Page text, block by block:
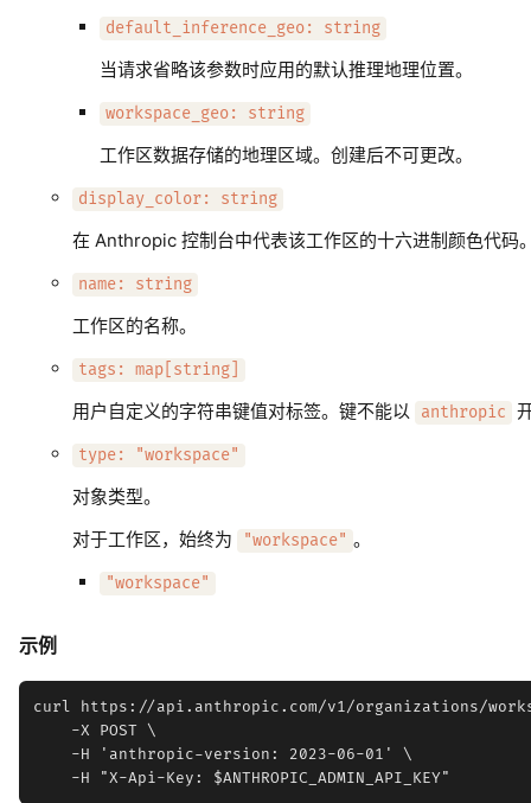
default_inference_geo: string
当请求省略该参数时应用的默认推理地理位置。
workspace_geo: string
工作区数据存储的地理区域。创建后不可更改。
display_color: string
在 Anthropic 控制台中代表该工作区的十六进制颜色代码
name: string
工作区的名称。
tags: map[string]
用户自定义的字符串键值对标签。键不能以 anthropic
type: "workspace"
对象类型。
对于工作区，始终为
"workspace" 。
"workspace"
示例
curl https://api.anthropic.com/v1/organizations/
    -X POST \
    -H 'anthropic-version: 2023-06-01' \